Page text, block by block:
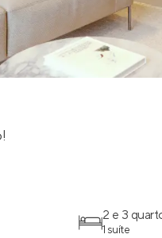
2 e 3
1 suíte